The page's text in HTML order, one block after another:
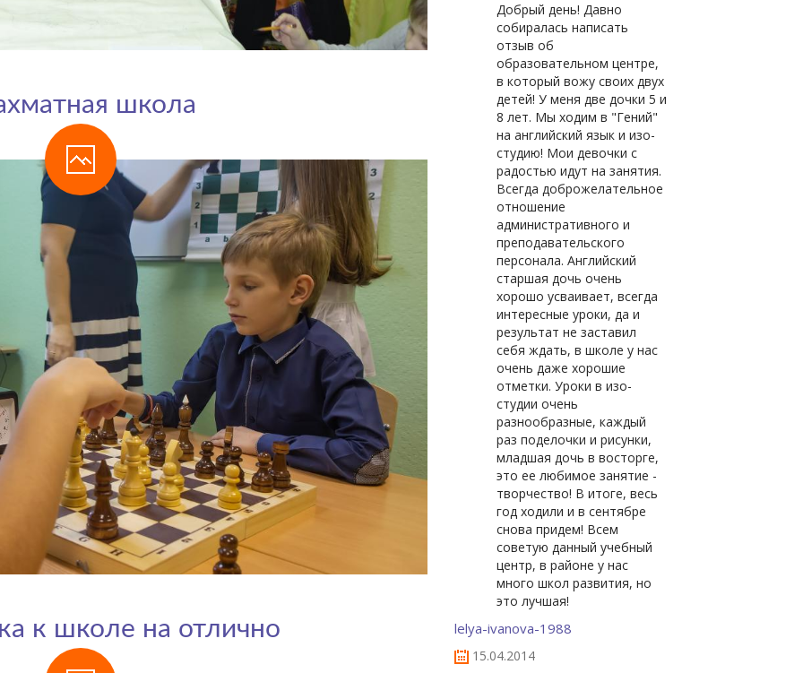
школа
к школе на отлично
Добрый день! Давно
собиралась написать
отзыв об
образовательном центре,
в который вожу своих двух
детей! У меня две дочки 5 и
8 лет. Мы ходим в "Гений"
на английский язык и изо-
студию! Мои девочки с
радостью идут на занятия.
Всегда доброжелательное
отношение
административного и
преподавательского
персонала. Английский
старшая дочь очень
хорошо усваивает, всегда
интересные уроки, да и
результат не заставил
себя ждать, в школе у нас
очень даже хорошие
отметки. Уроки в изо-
студии очень
разнообразные, каждый
раз поделочки и рисунки,
младшая дочь в восторге,
это ее любимое занятие -
творчество! В итоге, весь
год ходили и в сентябре
снова придем! Всем
советую данный учебный
центр, в районе у нас
много школ развития, но
это лучшая!
lelya-ivanova-1988
15.04.2014